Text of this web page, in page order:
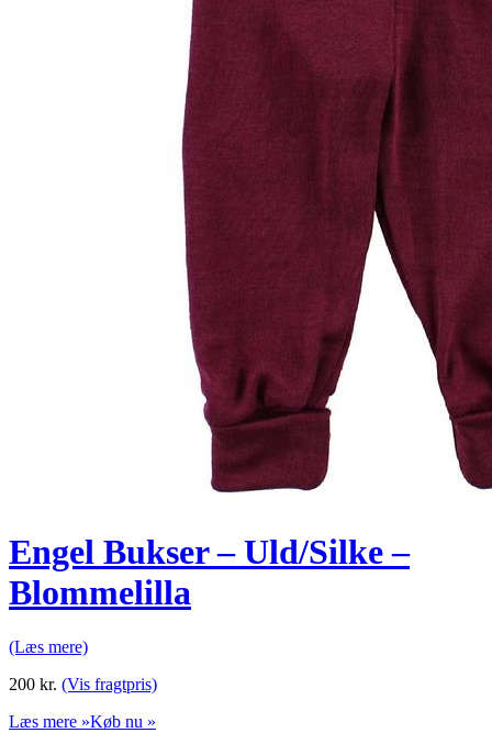
Engel Bukser – Uld/Silke –
Blommelilla
(Læs mere)
200 kr. (Vis fragtpris)
Læs mere »Køb nu »